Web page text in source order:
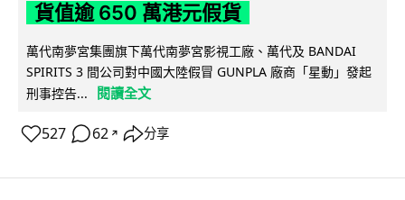
貨值逾 650 萬港元假貨
萬代南夢宮集團旗下萬代南夢宮影視工廠、萬代及 BANDAI
SPIRITS 3 間公司對中國大陸假冒 GUNPLA 廠商「星動」發起
刑事控告...
閱讀全文
527 62 ↗ 分享